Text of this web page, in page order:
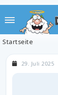
Startseite
29. Juli 2025